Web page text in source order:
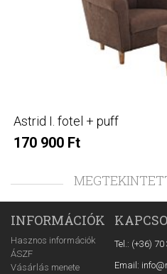
Astrid I. fotel + puff
170 900 Ft
INFORMÁCIÓK
Hasznos információk
ÁSZF
Vásárlás menete
Tel.: (+36)
Email: